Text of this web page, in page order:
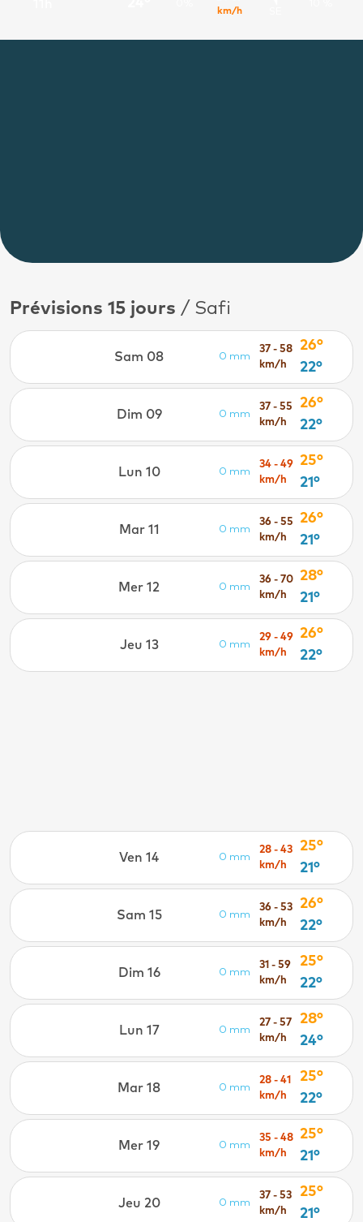
km/h
Prévisions 15 jours / Safi
Sam 08 0 mm
37 - 58
km/h
26°
22°
Dim 09 0 mm
37 - 55
km/h
26°
22°
Lun 10 0 mm
34 - 49
km/h
25°
21°
Mar 11 0 mm
36 - 55
km/h
26°
21°
Mer 12 0 mm
36 - 70
km/h
28°
21°
Jeu 13 0 mm
29 - 49
km/h
26°
22°
Ven 14 0 mm
28 - 43
km/h
25°
21°
Sam 15 0 mm
36 - 53
km/h
26°
22°
Dim 16 0 mm
31 - 59
km/h
25°
22°
Lun 17 0 mm
27 - 57
km/h
28°
24°
Mar 18 0 mm
28 - 41
km/h
25°
22°
Mer 19 0 mm
35 - 48
km/h
25°
21°
Jeu 20 0 mm
37 - 53
km/h
25°
21°